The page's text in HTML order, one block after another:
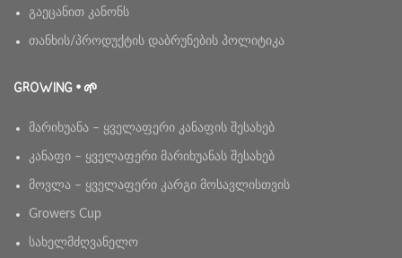
გაეცანით კანონს
თანხის/პროდუქტის დაბრუნების პოლიტიკა
GROWING • 🌱
მარიხუანა – ყველაფერი კანაფის შესახებ
კანაფი – ყველაფერი მარიხუანას შესახებ
მოვლა – ყველაფერი კარგი მოსავლისთვის
Growers Cup
სახელმძღვანელო